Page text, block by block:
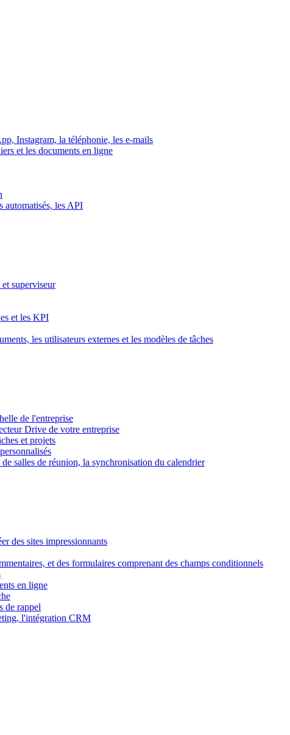
Instagram, la téléphonie, les e-mails
et les documents en ligne
automatisés, les API
superviseur
et les KPI
les utilisateurs externes et les modèles de tâches
de l'entreprise
Drive de votre entreprise
et projets
salles de réunion, la synchronisation du calendrier
des sites impressionnants
et des formulaires comprenant des champs conditionnels
en ligne
de rappel
l'intégration CRM